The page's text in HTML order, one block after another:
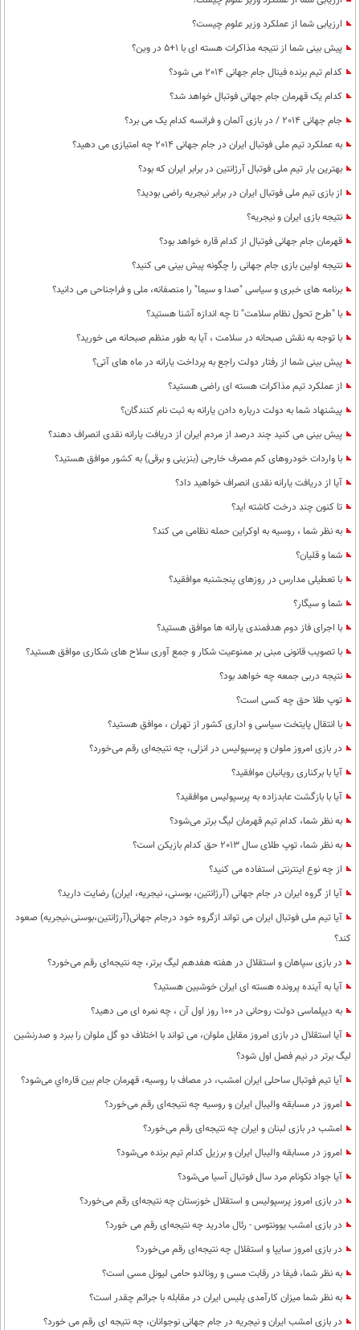
ارزیابی شما از عملکرد وزیر علوم چیست؟
پیش بینی شما از نتیجه مذاکرات هسته ای با 1+5 در وین؟
کدام تیم برنده فینال جام جهانی 2014 می شود؟
کدام یک قهرمان جام جهانی فوتبال خواهد شد؟
جام جهانی 2014 / در بازی آلمان و فرانسه کدام یک می برد؟
به عملکرد تیم ملی فوتبال ایران در جام جهانی 2014 چه امتیازی می دهید؟
بهترین یار تیم ملی فوتبال آرژانتین در برابر ایران که بود؟
از بازی تیم ملی فوتبال ایران در برابر نیجریه راضی بودید؟
نتیجه بازی ایران و نیجریه؟
قهرمان جام جهانی فوتبال از کدام قاره خواهد بود؟
نتیجه اولین بازی جام جهانی را چگونه پیش بینی می کنید؟
برنامه های خبری و سیاسی "صدا و سیما" را منصفانه، ملی و فراجناحی می دانید؟
با "طرح تحول نظام سلامت"‌ تا چه اندازه آشنا هستید؟
با توجه به نقش صبحانه در سلامت ، آیا به طور منظم صبحانه می خورید؟
پیش بینی شما از رفتار دولت راجع به پرداخت یارانه در ماه های آتی؟
از عملکرد تیم مذاکرات هسته ای راضی هستید؟
پیشنهاد شما به دولت درباره دادن یارانه به ثبت نام کنندگان؟
پیش بینی می کنید چند درصد از مردم ایران از دریافت یارانه نقدی انصراف دهند؟
با واردات خودروهای کم مصرف خارجی (بنزینی و برقی) به کشور موافق هستید؟
آیا از دریافت یارانه نقدی انصراف خواهید داد؟
تا کنون چند درخت کاشته اید؟
به نظر شما ، روسیه به اوکراین حمله نظامی می کند؟
شما و قلیان؟
با تعطیلی مدارس در روزهای پنجشنبه موافقید؟
شما و سیگار؟
با اجرای فاز دوم هدفمندی یارانه ها موافق هستید؟
با تصویب قانونی مبنی بر ممنوعیت شکار و جمع آوری سلاح های شکاری موافق هستید؟
نتیجه دربی جمعه چه خواهد بود؟
توپ طلا حق چه کسی است؟
با انتقال پایتخت سیاسی و اداری کشور از تهران ، موافق هستید؟
در بازی امروز ملوان و پرسپولیس در انزلی، چه نتیجه‌ای رقم می‌خورد؟
آیا با برکناری رویانیان موافقید؟
آیا با بازگشت عابدزاده به پرسپولیس موافقید؟
به نظر شما، کدام تیم قهرمان لیگ برتر می‌شود؟
به نظر شما، توپ طلای سال 2013 حق کدام بازیکن است؟
از چه نوع اینترنتی استفاده می کنید؟
آیا از گروه ایران در جام جهانی (آرژانتین، بوسنی، نیجریه، ایران) رضایت دارید؟
آیا تیم ملی فوتبال ایران می تواند ازگروه خود درجام جهانی(آرژانتین،بوسنی،نیجریه) صعود
کند؟
در بازی سپاهان و استقلال در هفته هفدهم لیگ برتر، چه نتیجه‌ای رقم می‌خورد؟
آیا به آینده پرونده هسته ای ایران خوشبین هستید؟
به دیپلماسی دولت روحانی در 100 روز اول آن ، چه نمره ای می دهید؟
آیا استقلال در بازی امروز مقابل ملوان، می تواند با اختلاف دو گل ملوان را ببرد و صدرنشین
لیگ برتر در نیم فصل اول شود؟
آیا تیم فوتبال ساحلی ایران امشب، در مصاف با روسیه، قهرمان جام بین قاره‌اي می‌شود؟
امروز در مسابقه والیبال ایران و روسیه چه نتیجه‌ای رقم می‌خورد؟
امشب در بازی لبنان و ایران چه نتیجه‌ای رقم می‌خورد؟
امروز در مسابقه والیبال ایران و برزیل کدام تیم برنده می‌شود؟
آیا جواد نکونام مرد سال فوتبال آسیا می‌شود؟
در بازی امروز پرسپولیس و استقلال خوزستان چه نتیجه‌ای رقم می‌خورد؟
در بازی امشب یوونتوس - رئال مادرید چه نتیجه‌ای رقم می خورد؟
در بازی امروز سایپا و استقلال چه نتیجه‌ای رقم می‌خورد؟
به نظر شما، فیفا در رقابت مسی و رونالدو حامی لیونل مسی است؟
به نظر شما میزان کارآمدی پلیس ایران در مقابله با جرائم چقدر است؟
در بازی امشب ایران و نیجریه در جام جهانی نوجوانان، چه نتیجه ای رقم می خورد؟